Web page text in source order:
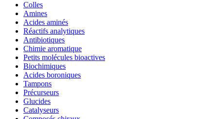
Colles
Amines
Acides aminés
Réactifs analytiques
Antibiotiques
Chimie aromatique
Petits molécules bioactives
Biochimiques
Acides boroniques
Tampons
Précurseurs
Glucides
Catalyseurs